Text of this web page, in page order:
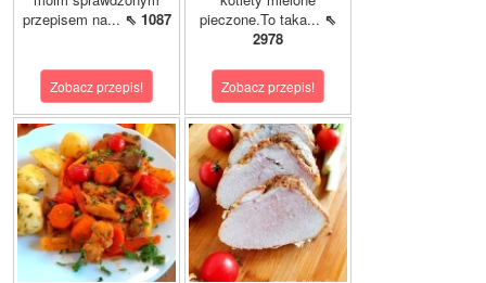
przepisem na... ⇖ 1087
Zobacz przepis!
pieczone.To taka... ⇖
2978
Zobacz przepis!